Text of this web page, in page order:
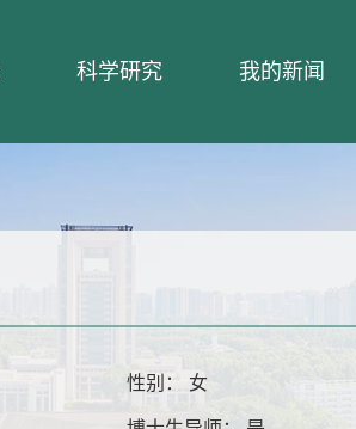
科学研究 我的新闻
性别： 女